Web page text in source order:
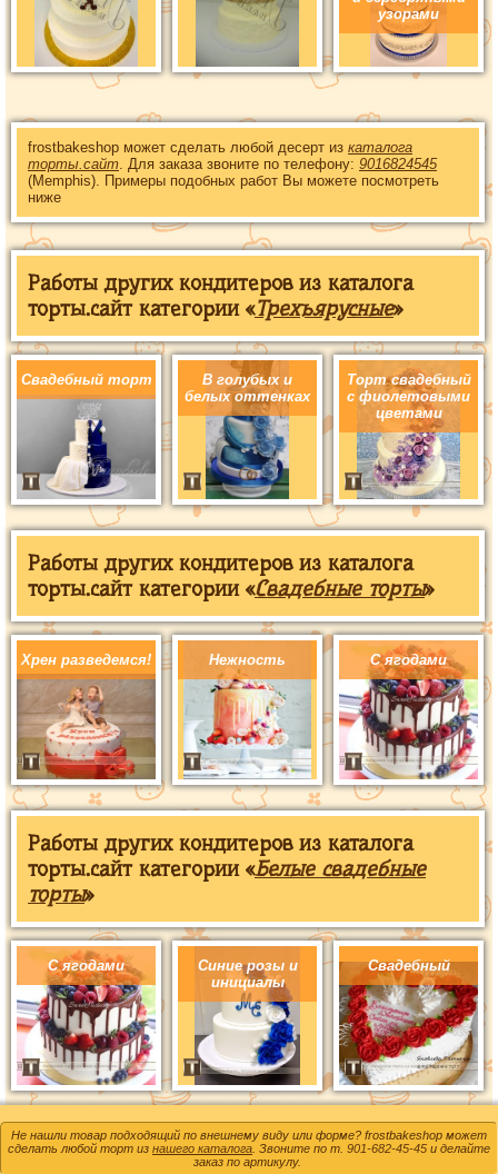
узорами
frostbakeshop может сделать любой десерт из каталога
торты.сайт. Для заказа звоните по телефону: 9016824545
(Memphis). Примеры подобных работ Вы можете посмотреть
ниже
Работы других кондитеров из каталога
торты.сайт категории «Трехъярусные»
Свадебный торт
В голубых и
белых оттенках
Торт свадебный
с фиолетовыми
цветами
Работы других кондитеров из каталога
торты.сайт категории «Свадебные торты»
Хрен разведемся! Нежность С ягодами
Работы других кондитеров из каталога
торты.сайт категории «Белые свадебные
торты»
С ягодами
Синие розы и
инициалы
Свадебный
Не нашли товар подходящий по внешнему виду или форме? frostbakeshop может
сделать любой торт из нашего каталога . Звоните по т. 901-682-45-45 и делайте
заказ по артикулу.